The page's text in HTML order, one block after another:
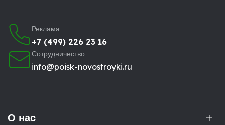
Реклама
+7 (499) 226 23 16
Сотрудничество
info@poisk-novostroyki.ru
О нас